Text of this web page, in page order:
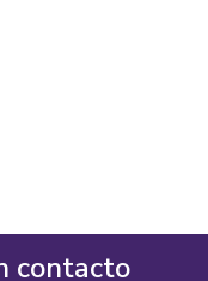
contacto